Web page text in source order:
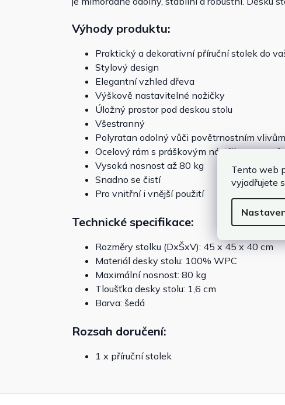
Tento web
vyjadřujete
Výhody produktu:
Praktický a dekorativní příruční stolek do
Stylový design
Elegantní vzhled dřeva
Výškově nastavitelné nožičky
Úložný prostor pod deskou stolu
Všestranný
Polyratan odolný vůči povětrnostním
Ocelový rám s práškovým nástřikem pro
Vysoká nosnost až 80 kg
Snadno se čistí
Pro vnitřní i vnější použití
Technické specifikace:
Rozměry stolku (DxŠxV): 45 x 45 x 40 cm
Materiál desky stolu: 100% WPC
Maximální nosnost: 80 kg
Tloušťka desky stolu: 1,6 cm
Barva: šedá
Rozsah doručení:
1 x příruční stolek